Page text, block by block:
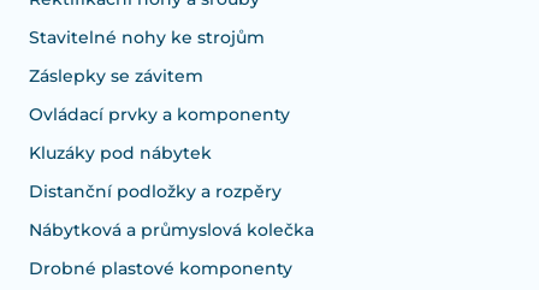
Stavitelné nohy ke strojům
Záslepky se závitem
Ovládací prvky a komponenty
Kluzáky pod nábytek
Distanční podložky a rozpěry
Nábytková a průmyslová kolečka
Drobné plastové komponenty